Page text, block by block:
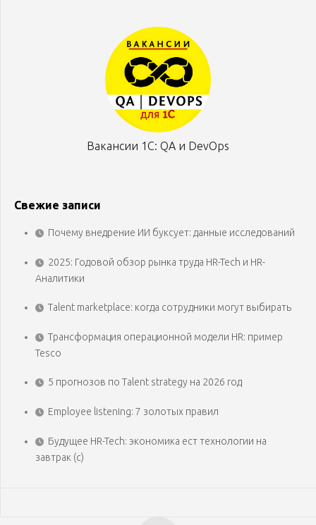
Вакансии 1С: QA и DevOps
Свежие записи
Почему внедрение ИИ буксует: данные исследований
2025: Годовой обзор рынка труда HR-Tech и HR-
Аналитики
Talent marketplace: когда сотрудники могут выбирать
Трансформация операционной модели HR: пример
Tesco
5 прогнозов по Talent strategy на 2026 год
Employee listening: 7 золотых правил
Будущее HR-Tech: экономика ест технологии на
завтрак (с)